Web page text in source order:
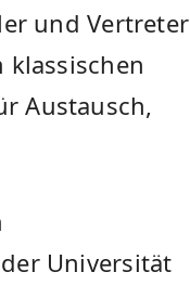
und Vertreter
Austausch,
Universität